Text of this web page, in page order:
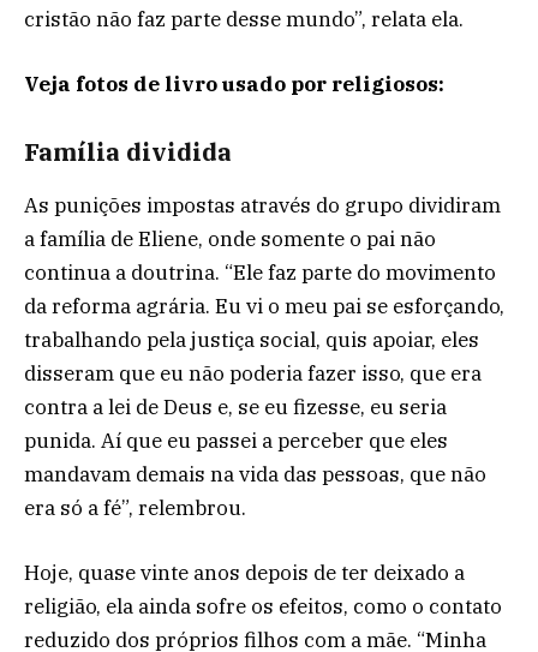
cristão não faz parte desse mundo”, relata ela.
Veja fotos de livro usado por religiosos:
Família dividida
As punições impostas através do grupo dividiram
a família de Eliene, onde somente o pai não
continua a doutrina. “Ele faz parte do movimento
da reforma agrária. Eu vi o meu pai se esforçando,
trabalhando pela justiça social, quis apoiar, eles
disseram que eu não poderia fazer isso, que era
contra a lei de Deus e, se eu fizesse, eu seria
punida. Aí que eu passei a perceber que eles
mandavam demais na vida das pessoas, que não
era só a fé”, relembrou.
Hoje, quase vinte anos depois de ter deixado a
religião, ela ainda sofre os efeitos, como o contato
reduzido dos próprios filhos com a mãe. “Minha